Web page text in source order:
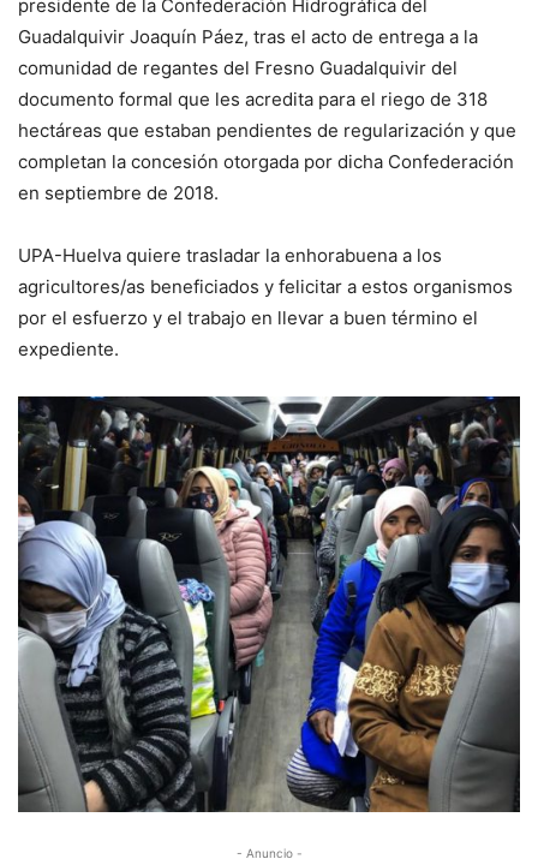
presidente de la Confederación Hidrográfica del
Guadalquivir Joaquín Páez, tras el acto de entrega a la
comunidad de regantes del Fresno Guadalquivir del
documento formal que les acredita para el riego de 318
hectáreas que estaban pendientes de regularización y que
completan la concesión otorgada por dicha Confederación
en septiembre de 2018.
UPA-Huelva quiere trasladar la enhorabuena a los
agricultores/as beneficiados y felicitar a estos organismos
por el esfuerzo y el trabajo en llevar a buen término el
expediente.
- Anuncio -